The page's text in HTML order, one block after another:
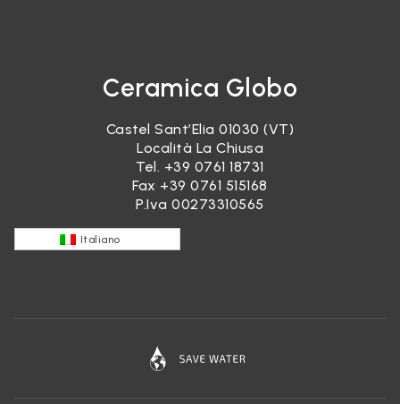
Ceramica Globo
Castel Sant’Elia 01030 (VT)
Località La Chiusa
Tel. +39 0761 18731
Fax +39 0761 515168
P.Iva 00273310565
Italiano